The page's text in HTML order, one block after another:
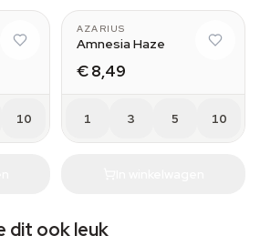
10
AZARIUS
Amnesia Haze
€ 8,49
1 3 5 10
dit ook leuk